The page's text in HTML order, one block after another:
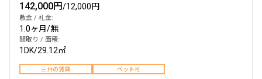
142,000円/12,000円
敷金 / 礼金:
1.0ヶ月/無
間取り / 面積:
1DK/29.12㎡
三井の賃貸 ペット可